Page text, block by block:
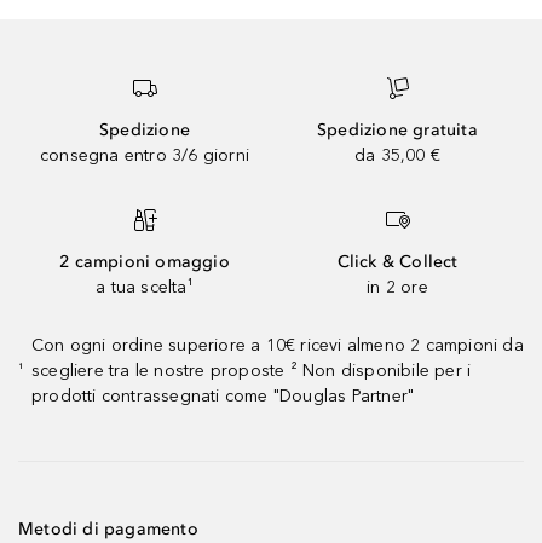
Spedizione
consegna entro 3/6 giorni
Spedizione gratuita
da 35,00 €
2 campioni omaggio
a tua scelta¹
Click & Collect
in 2 ore
¹
Con ogni ordine superiore a 10€ ricevi almeno 2 campioni da
scegliere tra le nostre proposte ² Non disponibile per i
prodotti contrassegnati come "Douglas Partner"
Metodi di pagamento